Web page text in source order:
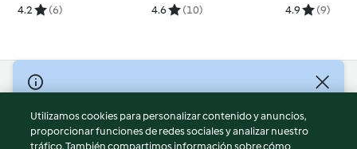
4.2 (6) 4.6 (10) 4.9 (9)
© Copyright 2026
Términos de uso
Política de privacidad
Utilizamos cookies para personalizar contenido y anuncios,
proporcionar funciones de redes sociales y analizar nuestro
tráfico. También compartimos información sobre cómo